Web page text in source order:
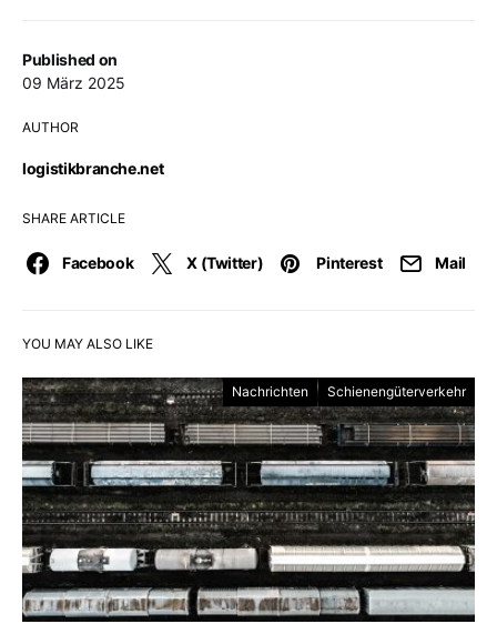
Published on
09 März 2025
AUTHOR
logistikbranche.net
SHARE ARTICLE
Facebook X (Twitter) Pinterest Mail
YOU MAY ALSO LIKE
Nachrichten Schienengüterverkehr